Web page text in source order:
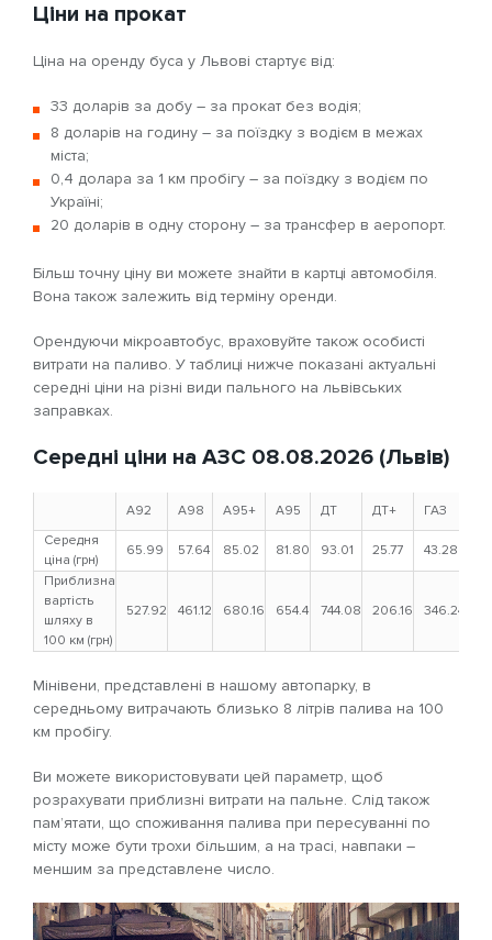
Ціни на прокат
Ціна на оренду буса у Львові стартує від:
33 доларів за добу – за прокат без водія;
8 доларів на годину – за поїздку з водієм в межах
міста;
0,4 долара за 1 км пробігу – за поїздку з водієм по
Україні;
20 доларів в одну сторону – за трансфер в аеропорт.
Більш точну ціну ви можете знайти в картці автомобіля.
Вона також залежить від терміну оренди.
Орендуючи мікроавтобус, враховуйте також особисті
витрати на паливо. У таблиці нижче показані актуальні
середні ціни на різні види пального на львівських
заправках.
Середні ціни на АЗС 08.08.2026 (Львів)
A92 A98 A95+ A95 ДТ ДТ+
ГАЗ
Середня
ціна (грн)
65.99 57.64 85.02 81.80 93.01 25.77
43.28
Приблизна
вартість
шляху в
100 км (грн)
527.92 461.12 680.16 654.4 744.08 206.16 346.24
Мінівени, представлені в нашому автопарку, в
середньому витрачають близько 8 літрів палива на 100
км пробігу.
Ви можете використовувати цей параметр, щоб
розрахувати приблизні витрати на пальне. Слід також
пам’ятати, що споживання палива при пересуванні по
місту може бути трохи більшим, а на трасі, навпаки –
меншим за представлене число.